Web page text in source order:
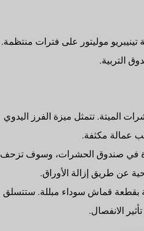
موليتور على فترات منتظمة.
التربية.
الميتة. تتمثل ميزة الفرز اليدوي
عمالة مكثفة.
في صندوق الحشرات، وسوف تزحف
عن طريق إزالة الأوراق.
بقطعة قماش سوداء مبللة. ستتسلق
الانفصال.